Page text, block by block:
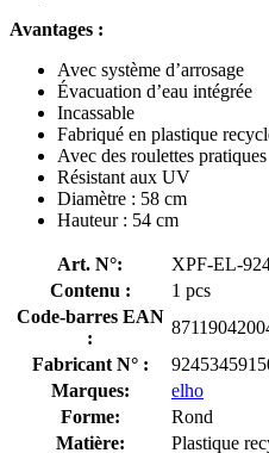
Avantages :
Avec système d’arrosage
Évacuation d’eau intégrée
Incassable
Fabriqué en plastique
Avec des roulettes pratiques
Résistant aux UV
Diamètre : 58 cm
Hauteur : 54 cm
Art. N°:
XPF-EL-
Contenu :
1 pcs
Code-barres EAN
:
Fabricant N° :
Marques:
elho
Forme:
Rond
Matière:
Plastique